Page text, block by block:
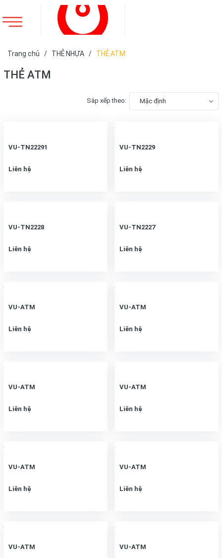
Trang chủ / THẺ NHỰA / THẺ ATM
THẺ ATM
Sắp xếp theo: Mặc định
VU-TN22291
Liên hệ
VU-TN2229
Liên hệ
VU-TN2228
Liên hệ
VU-TN2227
Liên hệ
VU-ATM
Liên hệ
VU-ATM
Liên hệ
VU-ATM
Liên hệ
VU-ATM
Liên hệ
VU-ATM
Liên hệ
VU-ATM
Liên hệ
VU-ATM VU-ATM